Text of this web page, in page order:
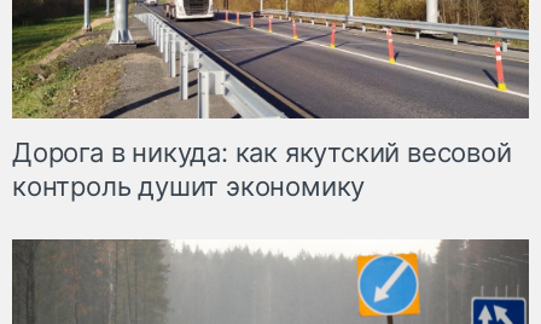
Дорога в никуда: как якутский весовой
контроль душит экономику